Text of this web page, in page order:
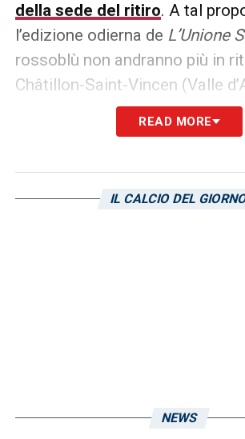
della sede del ritiro. A tal
l’edizione odierna de L’Unione
rossoblù non andranno più in
Châtillon-Saint-Vincen (Valle
Ponte di Legno; in merito
dettagli con la firma che
Per quanto riguarda le date
READ MORE
IL CALCIO DEL
NEWS